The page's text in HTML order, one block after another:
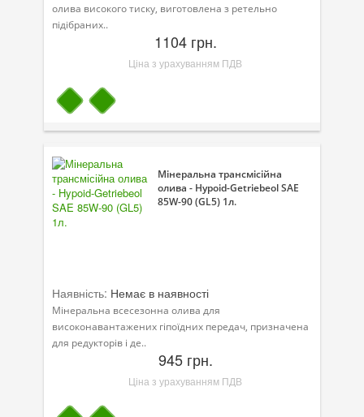
олива високого тиску, виготовлена з ретельно
підібраних..
1104 грн.
Ціна з урахуванням ПДВ
Мінеральна трансмісійна
олива - Hypoid-Getriebeol SAE
85W-90 (GL5) 1л.
Наявність: Немає в наявності
Мінеральна всесезонна олива для
високонавантажених гіпоїдних передач, призначена
для редукторів і де..
945 грн.
Ціна з урахуванням ПДВ